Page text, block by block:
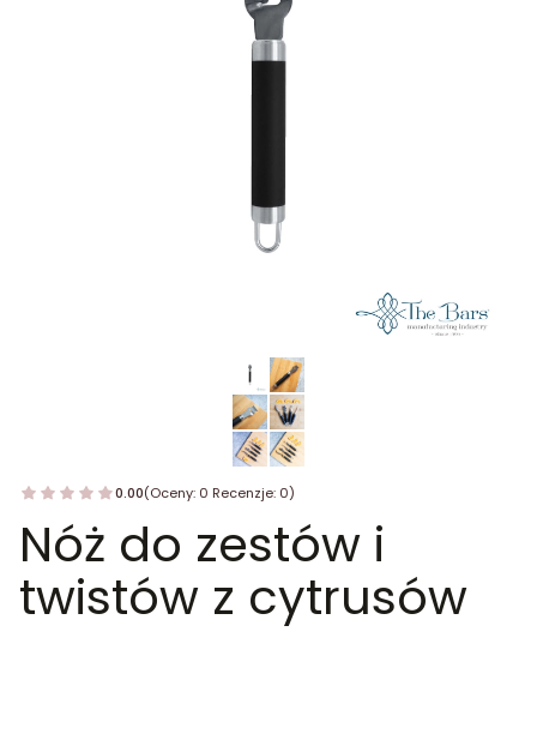
0.00(Oceny: 0 Recenzje: 0)
Nóż do zestów i
twistów z cytrusów